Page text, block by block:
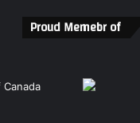
Proud Memebr of